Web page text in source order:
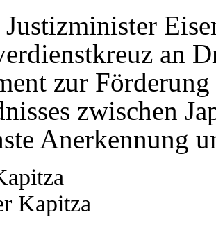
Justizminister
an
zur
zwischen
Anerkennung
Kapitza